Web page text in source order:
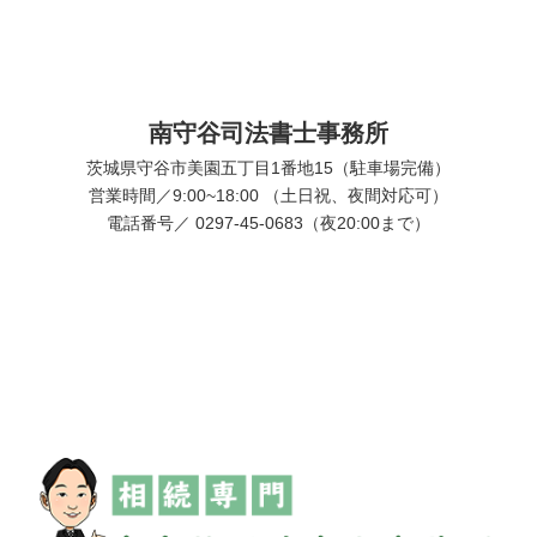
南守谷司法書士事務所
茨城県守谷市美園五丁目1番地15（駐車場完備）
営業時間／9:00~18:00 （土日祝、夜間対応可）
電話番号／ 0297-45-0683（夜20:00まで）